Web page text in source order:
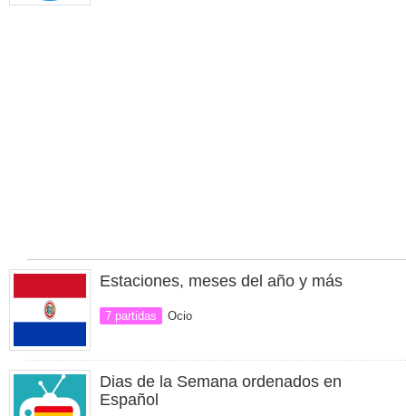
Estaciones, meses del año y más
7 partidas Ocio
Dias de la Semana ordenados en
Español